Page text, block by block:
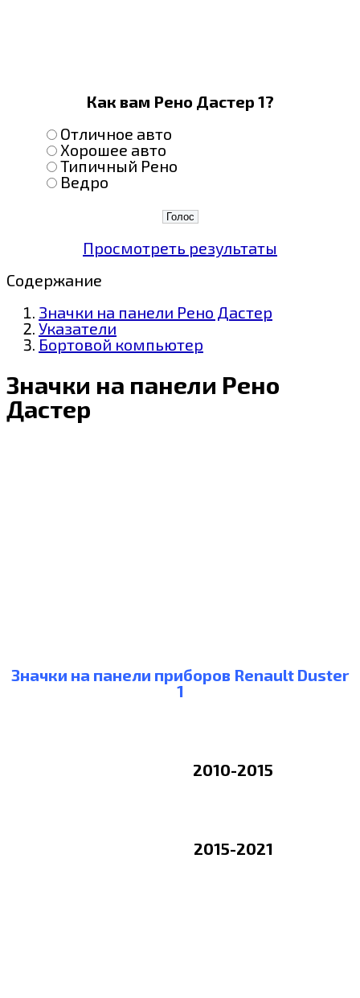
Как вам Рено Дастер 1?
Отличное авто
Хорошее авто
Типичный Рено
Ведро
Просмотреть результаты
Содержание
Значки на панели Рено Дастер
Указатели
Бортовой компьютер
Значки на панели Рено
Дастер
Значки на панели приборов Renault Duster
1
2010-2015
2015-2021